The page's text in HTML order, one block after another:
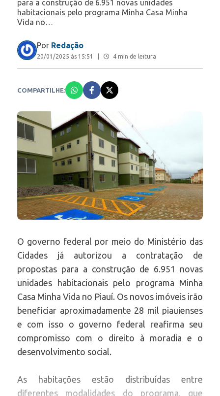
para a construção de 6.951 novas unidades
habitacionais pelo programa Minha Casa Minha
Vida no…
Por Redação
20/01/2025 às 15:51 4 min de leitura
COMPARTILHE:
O governo federal por meio do Ministério das
Cidades já autorizou a contratação de
propostas para a construção de 6.951 novas
unidades habitacionais pelo programa Minha
Casa Minha Vida no Piauí. Os novos imóveis irão
beneficiar aproximadamente 28 mil piauienses
e com isso o governo federal reafirma seu
compromisso com o direito à moradia e o
desenvolvimento social.
As habitações estão distribuídas entre
diferentes modalidades do programa, que